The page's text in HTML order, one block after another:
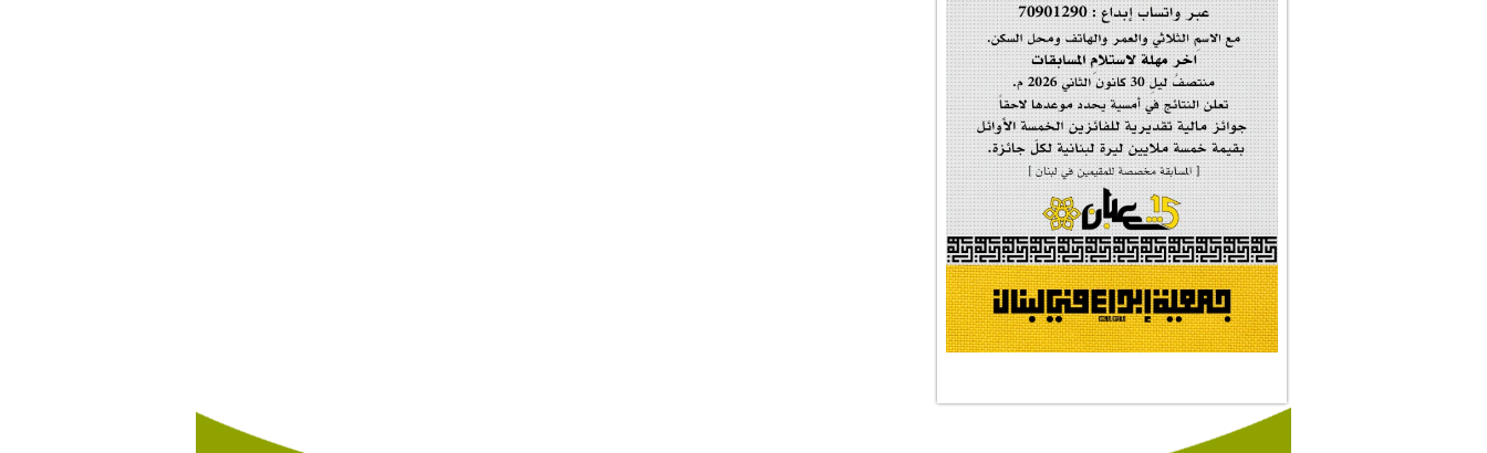
#فاطمة_روحي
مولد السيدة #الز�...
#أم_الشهداء
#النجم_الثاقب
#الصديقة_الشهيدة
#على_اُهبة_الدم